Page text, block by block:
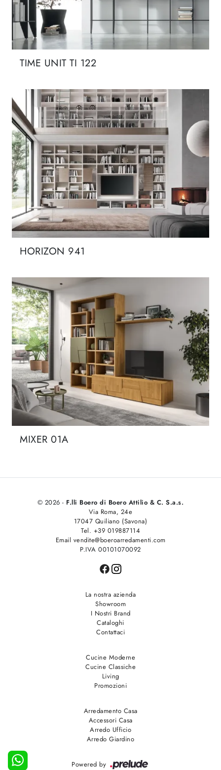
TIME UNIT TI 122
HORIZON 941
MIXER 01A
© 2026 - F.lli Boero di Boero Attilio & C. S.a.s.
Via Roma, 24e
17047 Quiliano (Savona)
Tel. +39 019887114
Email vendite@boeroarredamenti.com
P.IVA 00101070092
La nostra azienda
Showroom
I Nostri Brand
Cataloghi
Contattaci
Cucine Moderne
Cucine Classiche
Living
Promozioni
Arredamento Casa
Accessori Casa
Arredo Ufficio
Arredo Giardino
Powered by